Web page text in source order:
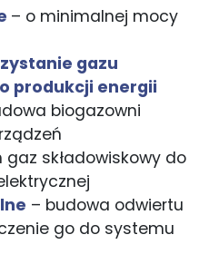
– o minimalnej mocy
gazu
produkcji energii
biogazowni
składowiskowy do
– budowa odwiertu
go do systemu